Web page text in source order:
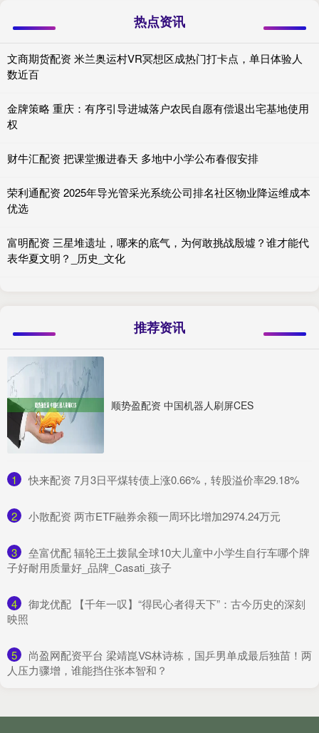
热点资讯
文商期货配资 米兰奥运村VR冥想区成热门打卡点，单日体验人
数近百
金牌策略 重庆：有序引导进城落户农民自愿有偿退出宅基地使用
权
财牛汇配资 把课堂搬进春天 多地中小学公布春假安排
荣利通配资 2025年导光管采光系统公司排名社区物业降运维成本
优选
富明配资 三星堆遗址，哪来的底气，为何敢挑战殷墟？谁才能代
表华夏文明？_历史_文化
推荐资讯
顺势盈配资 中国机器人刷屏CES
1 ​快来配资 7月3日平煤转债上涨0.66%，转股溢价率29.18%
2 ​小散配资 两市ETF融券余额一周环比增加2974.24万元
3
​垒富优配 辐轮王土拨鼠全球10大儿童中小学生自行车哪个牌
子好耐用质量好_品牌_Casati_孩子
4
​御龙优配 【千年一叹】“得民心者得天下”：古今历史的深刻
映照
5
​尚盈网配资平台 梁靖崑VS林诗栋，国乒男单成最后独苗！两
人压力骤增，谁能挡住张本智和？